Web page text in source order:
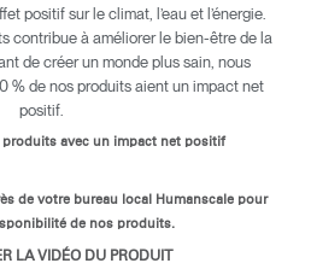
Créer un compte
positif sur le climat, l’eau et l’énergie.
contribue à améliorer le bien-être de la
de créer un monde plus sain, nous
% de nos produits aient un impact net
positif.
produits avec un impact net positif
de votre bureau local Humanscale pour
de nos produits.
LA VIDÉO DU PRODUIT